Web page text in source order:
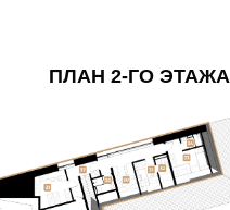
ПЛАН 2-ГО ЭТАЖА